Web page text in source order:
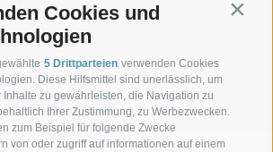
Cookies und
5 Drittparteien verwenden Cookies
Diese Hilfsmittel sind unerlässlich, um
zu gewährleisten, die Navigation zu
Ihrer Zustimmung, zu Werbezwecken.
zum Beispiel für folgende Zwecke
von oder zugriff auf informationen auf einem